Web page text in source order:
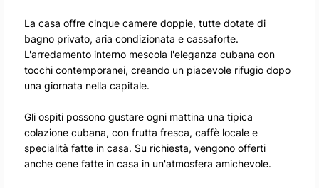
La casa offre cinque camere doppie, tutte dotate di
bagno privato, aria condizionata e cassaforte.
L'arredamento interno mescola l'eleganza cubana con
tocchi contemporanei, creando un piacevole rifugio dopo
una giornata nella capitale.
Gli ospiti possono gustare ogni mattina una tipica
colazione cubana, con frutta fresca, caffè locale e
specialità fatte in casa. Su richiesta, vengono offerti
anche cene fatte in casa in un'atmosfera amichevole.